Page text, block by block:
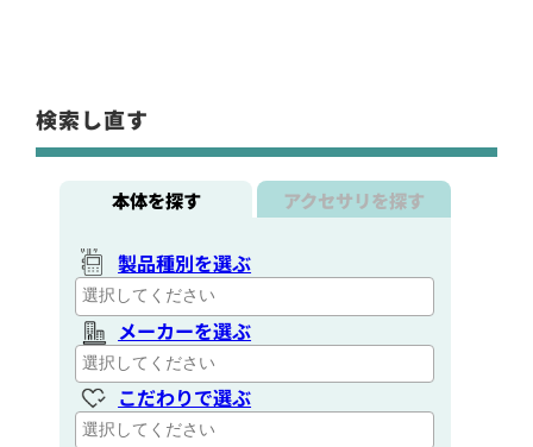
検索し直す
本体を探す アクセサリを探す
製品種別を選ぶ
メーカーを選ぶ
こだわりで選ぶ